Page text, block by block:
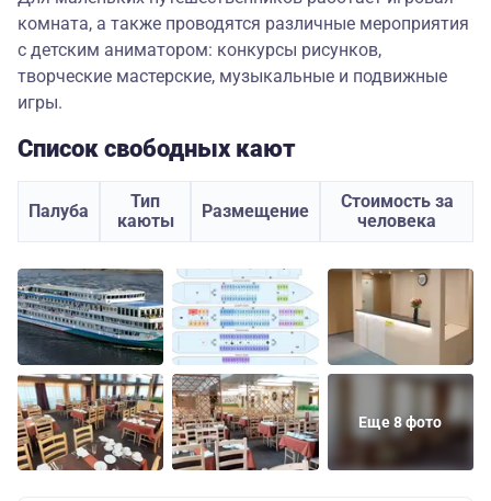
комната, а также проводятся различные мероприятия
с детским аниматором: конкурсы рисунков,
творческие мастерские, музыкальные и подвижные
игры.
Список свободных кают
Палуба
Тип
каюты
Размещение
Стоимость за
человека
Еще 8 фото